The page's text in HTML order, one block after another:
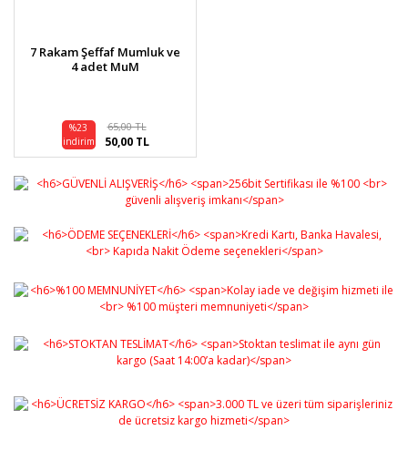
7 Rakam Şeffaf Mumluk ve
4 adet MuM
%23
indirim
65,00 TL
50,00 TL